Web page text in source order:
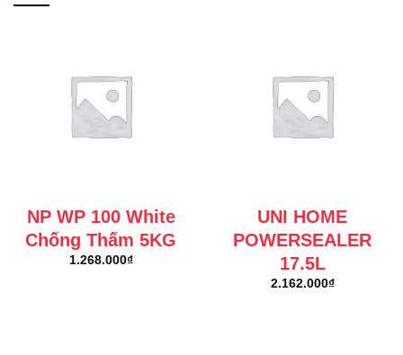
NP WP 100 White
Chống Thấm 5KG
1.268.000₫
UNI HOME
POWERSEALER
17.5L
2.162.000₫